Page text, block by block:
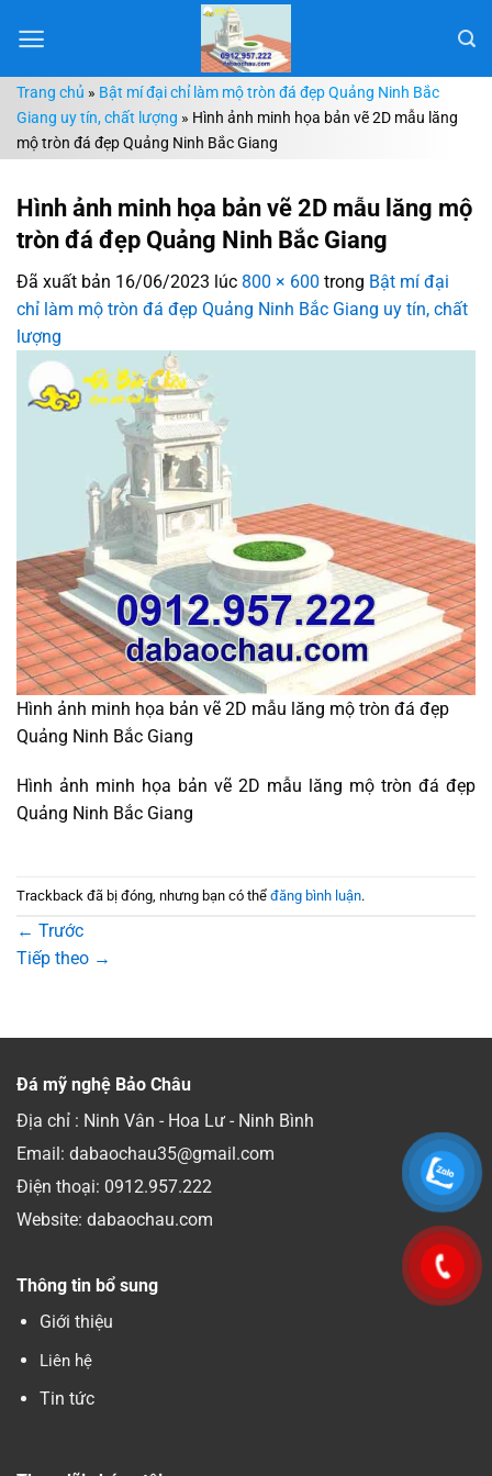
đến
dungTrang chủ » Bật mí đại chỉ làm mộ tròn đá đẹp Quảng Ninh Bắc
Giang uy tín, chất lượng » Hình ảnh minh họa bản vẽ 2D mẫu lăng
mộ tròn đá đẹp Quảng Ninh Bắc Giang
Hình ảnh minh họa bản vẽ 2D mẫu lăng mộ
tròn đá đẹp Quảng Ninh Bắc Giang
Đã xuất bản 16/06/2023 lúc 800 × 600 trong Bật mí đại
chỉ làm mộ tròn đá đẹp Quảng Ninh Bắc Giang uy tín, chất
lượng
Hình ảnh minh họa bản vẽ 2D mẫu lăng mộ tròn đá đẹp
Quảng Ninh Bắc Giang
Hình ảnh minh họa bản vẽ 2D mẫu lăng mộ tròn đá đẹp
Quảng Ninh Bắc Giang
Trackback đã bị đóng, nhưng bạn có thể đăng bình luận.
← Trước
Tiếp theo →
Đá mỹ nghệ Bảo Châu
Địa chỉ : Ninh Vân - Hoa Lư - Ninh Bình
Email: dabaochau35@gmail.com
Điện thoại: 0912.957.222
Website: dabaochau.com
Thông tin bổ sung
Giới thiệu
Liên hệ
Tin tức